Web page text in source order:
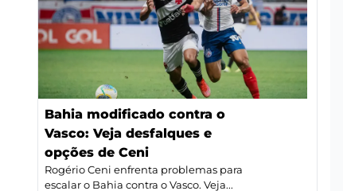
Bahia modificado contra o
Vasco: Veja desfalques e
opções de Ceni
Rogério Ceni enfrenta problemas para
escalar o Bahia contra o Vasco. Veja...